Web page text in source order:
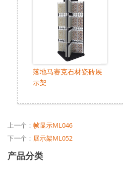
落地马赛克石材瓷砖展
示架
上一个： 帧显示ML046
下一个： 展示架ML052
产品分类